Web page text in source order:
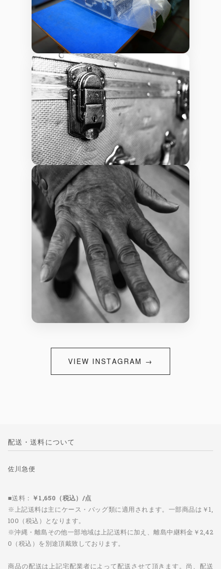
VIEW INSTAGRAM →
配送・送料について
佐川急便
■送料： ￥1,650（税込）/点
※上記送料は主にケース・バッグ類に適用されます。一部商品は￥1,
100（税込）となります。
※沖縄・離島その他一部地域は上記送料に加え、離島中継料金￥2,42
0（税込）を別途頂戴致しております。
商品の配送は上記宅配業者によって配送させて頂きます。尚、配送